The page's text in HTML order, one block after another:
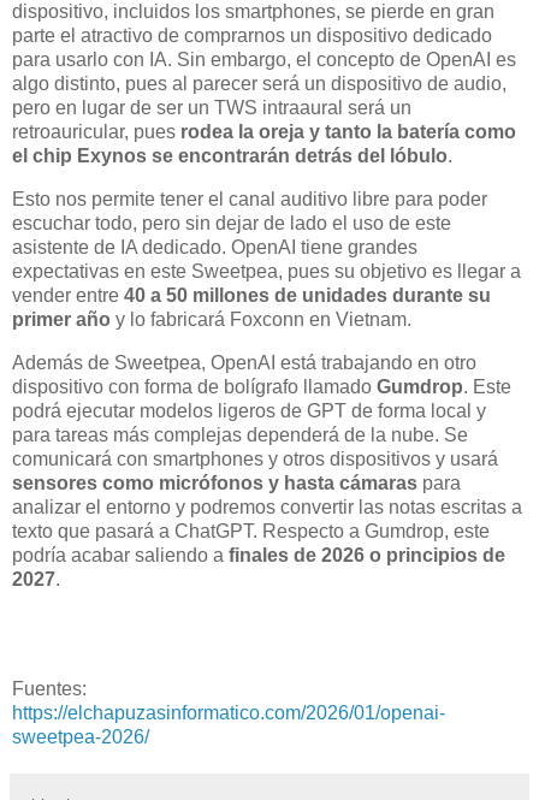
dispositivo, incluidos los smartphones, se pierde en gran
parte el atractivo de comprarnos un dispositivo dedicado
para usarlo con IA. Sin embargo, el concepto de OpenAI es
algo distinto, pues al parecer será un dispositivo de audio,
pero en lugar de ser un TWS intraaural será un
retroauricular, pues rodea la oreja y tanto la batería como
el chip Exynos se encontrarán detrás del lóbulo.
Esto nos permite tener el canal auditivo libre para poder
escuchar todo, pero sin dejar de lado el uso de este
asistente de IA dedicado. OpenAI tiene grandes
expectativas en este Sweetpea, pues su objetivo es llegar a
vender entre 40 a 50 millones de unidades durante su
primer año y lo fabricará Foxconn en Vietnam.
Además de Sweetpea, OpenAI está trabajando en otro
dispositivo con forma de bolígrafo llamado Gumdrop. Este
podrá ejecutar modelos ligeros de GPT de forma local y
para tareas más complejas dependerá de la nube. Se
comunicará con smartphones y otros dispositivos y usará
sensores como micrófonos y hasta cámaras para
analizar el entorno y podremos convertir las notas escritas a
texto que pasará a ChatGPT. Respecto a Gumdrop, este
podría acabar saliendo a finales de 2026 o principios de
2027.
Fuentes:
https://elchapuzasinformatico.com/2026/01/openai-
sweetpea-2026/